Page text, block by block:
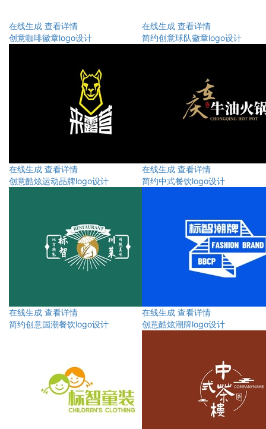
在线生成 查看详情
创意咖啡徽章logo设计
在线生成 查看详情
简约创意球队徽章logo设计
在线生成 查看详情
创意酷炫运动品牌logo设计
在线生成 查看详情
简约中式餐饮logo设计
在线生成 查看详情
简约创意国潮餐饮logo设计
在线生成 查看详情
创意酷炫潮牌logo设计